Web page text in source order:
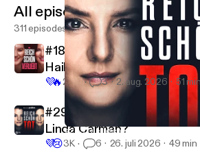
#283 Die Leiche in der Garage -
Reich, schön, tot - True Crime
All episodes
311 episodes
#18 Die Liebe, die ihn
Hailey Bieber
💜🔥 2.6K 3 2. aug. 2026 51 min
#293 Acht Tage auf offener
Linda Carman?
💜😢3K 6 26. juli 2026 49 min